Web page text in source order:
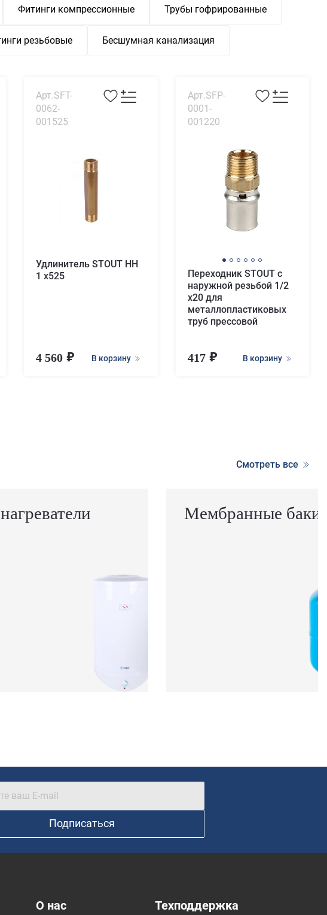
Фитинги компрессионные Трубы гофрированные
резьбовые Бесшумная канализация
Арт.SFT-
0062-
001525
Удлинитель STOUT НН
1 x525
4 560 В корзину
Арт.SFP-
0001-
001220
Переходник STOUT с
наружной резьбой 1/2
х20 для
металлопластиковых
труб прессовой
417 В корзину
Смотреть все
Мембранные баки
Подписаться
О нас Техподдержка